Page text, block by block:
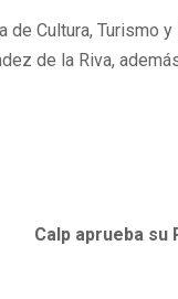
Cultura, Turismo
de la Riva,
Calp aprueba